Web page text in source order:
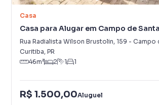
Casa
Casa para Alugar em Campo de
Rua Radialista Wilson Brustolin, 159 - Campo
Curitiba, PR
46m² 2 1 1
R$ 1.500,00Aluguel